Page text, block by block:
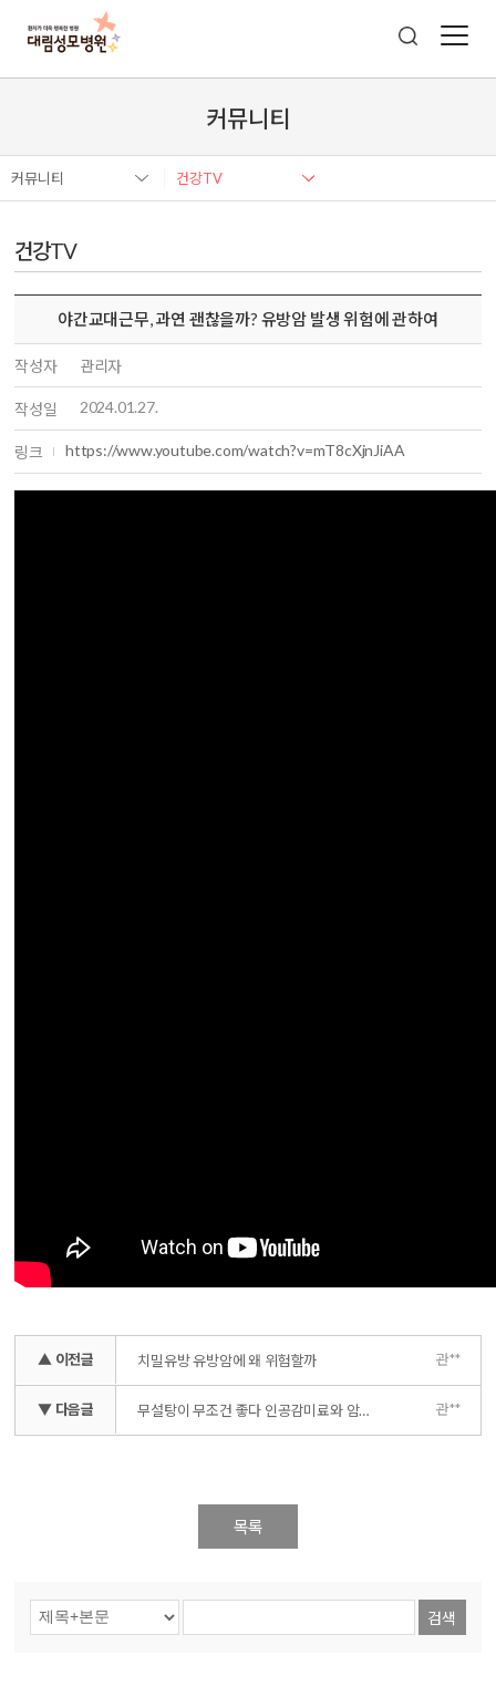
커뮤니티
커뮤니티 건강TV
건강TV
야간교대근무, 과연 괜찮을까? 유방암 발생 위험에 관하여
작성자 관리자
작성일 2024.01.27.
링크 https://www.youtube.com/watch?v=mT8cXjnJiAA
▲ 이전글 치밀유방 유방암에 왜 위험할까 관**
▼ 다음글 무설탕이 무조건 좋다 인공감미료와 암 발생 위험 관**
목록
검색